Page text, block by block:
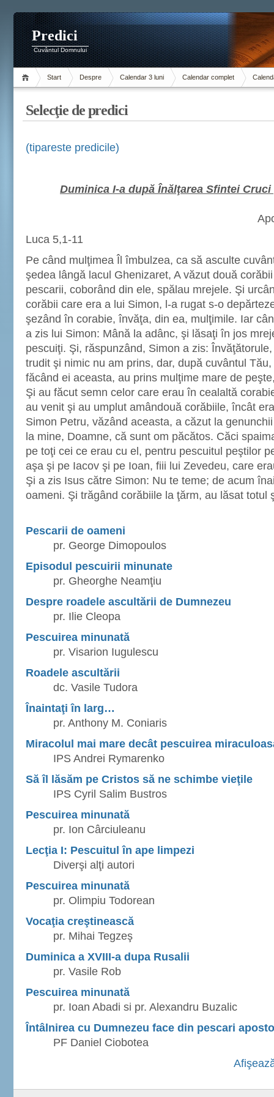
Predici
Cuvântul Domnului
Start Despre Calendar 3 luni Calendar complet
Selecţie de predici
(tipareste predicile)
Duminica I-a după Înălţarea Sfintei Cruci
Luca 5,1-11
Pe când mulţimea Îl îmbulzea, ca să asculte
şedea lângă lacul Ghenizaret, A văzut două
pescarii, coborând din ele, spălau mrejele. Şi
corăbii care era a lui Simon, l-a rugat s-o
şezând în corabie, învăţa, din ea, mulţimile. Iar
a zis lui Simon: Mână la adânc, şi lăsaţi în jos
pescuiţi. Şi, răspunzând, Simon a zis:
trudit şi nimic nu am prins, dar, după cuvântul
făcând ei aceasta, au prins mulţime mare de
Şi au făcut semn celor care erau în cealaltă
au venit şi au umplut amândouă corăbiile, încât
Simon Petru, văzând aceasta, a căzut la
la mine, Doamne, că sunt om păcătos. Căci
pe toţi cei ce erau cu el, pentru pescuitul peştilor
aşa şi pe Iacov şi pe Ioan, fiii lui Zevedeu, care
Şi a zis Isus către Simon: Nu te teme; de acum
oameni. Şi trăgând corăbiile la ţărm, au lăsat totul
Pescarii de oameni
pr. George Dimopoulos
Episodul pescuirii minunate
pr. Gheorghe Neamţiu
Despre roadele ascultării de Dumnezeu
pr. Ilie Cleopa
Pescuirea minunată
pr. Visarion Iugulescu
Roadele ascultării
dc. Vasile Tudora
Înaintaţi în larg…
pr. Anthony M. Coniaris
Miracolul mai mare decât pescuirea
IPS Andrei Rymarenko
Să îl lăsăm pe Cristos să ne schimbe vieţile
IPS Cyril Salim Bustros
Pescuirea minunată
pr. Ion Cârciuleanu
Lecţia I: Pescuitul în ape limpezi
Diverşi alţi autori
Pescuirea minunată
pr. Olimpiu Todorean
Vocaţia creştinească
pr. Mihai Tegzeş
Duminica a XVIII-a dupa Rusalii
pr. Vasile Rob
Pescuirea minunată
pr. Ioan Abadi si pr. Alexandru Buzalic
Întâlnirea cu Dumnezeu face din pescari
PF Daniel Ciobotea